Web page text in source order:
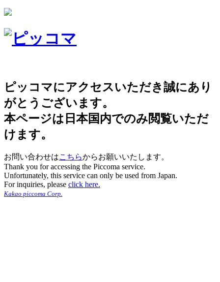
ピッコマにアクセスいただき誠にあり
がとうございます。
本ページは日本国内でのみ閲覧いただ
けます。
お問い合わせはこちらからお願いいたします。
Thank you for accessing the Piccoma service.
Unfortunately, this service can only be used from Japan.
For inquiries, please click here.
Kakao piccoma Corp.